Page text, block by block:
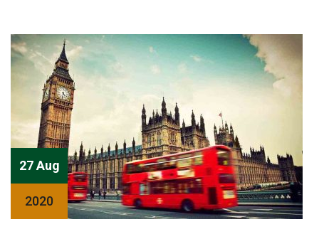
27 Aug
2020